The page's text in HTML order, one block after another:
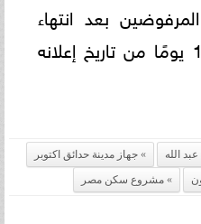
بعد انتهاء
فترة التظلمات خلال 14 يومًا من تاريخ إعلانه
الله
جهاز مدينة حدائق اكتوبر
مشروع سكن مصر